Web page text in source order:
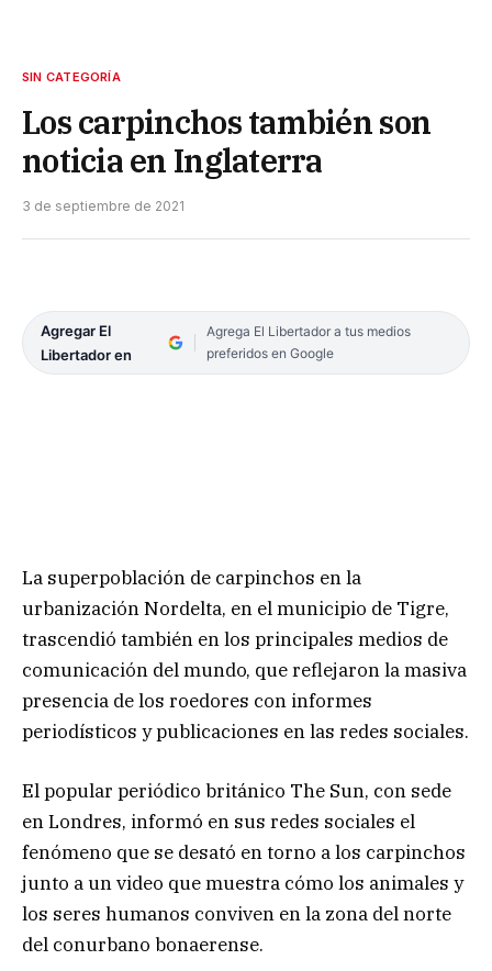
SIN CATEGORÍA
Los carpinchos también son
noticia en Inglaterra
3 de septiembre de 2021
Agregar El
Libertador en
Agrega El Libertador a tus medios
preferidos en Google
La superpoblación de carpinchos en la
urbanización Nordelta, en el municipio de Tigre,
trascendió también en los principales medios de
comunicación del mundo, que reflejaron la masiva
presencia de los roedores con informes
periodísticos y publicaciones en las redes sociales.
El popular periódico británico The Sun, con sede
en Londres, informó en sus redes sociales el
fenómeno que se desató en torno a los carpinchos
junto a un video que muestra cómo los animales y
los seres humanos conviven en la zona del norte
del conurbano bonaerense.